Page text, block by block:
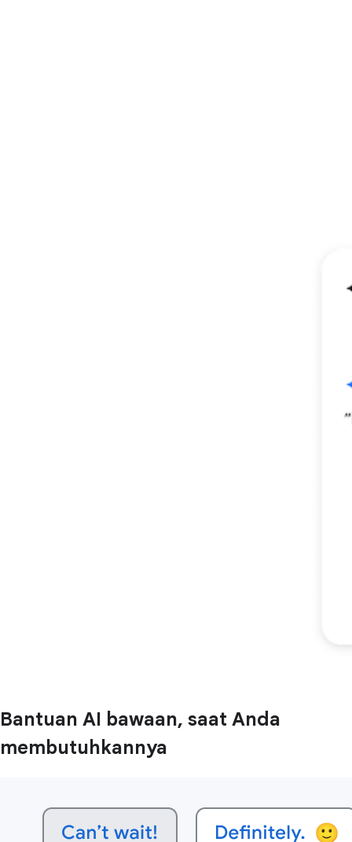
Bantuan AI bawaan, saat Anda
membutuhkannya